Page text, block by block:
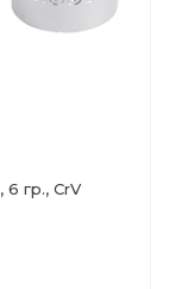
гр., CrV